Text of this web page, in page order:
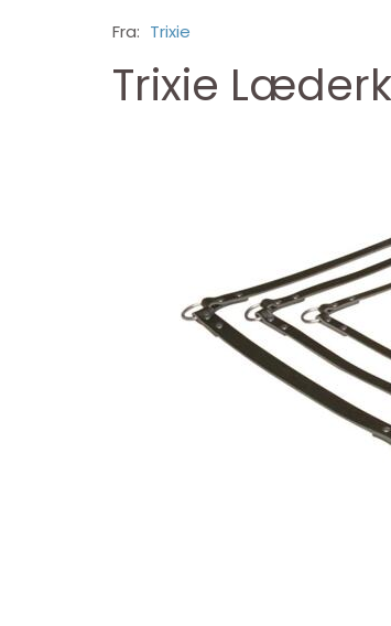
Fra: Trixie
Trixie